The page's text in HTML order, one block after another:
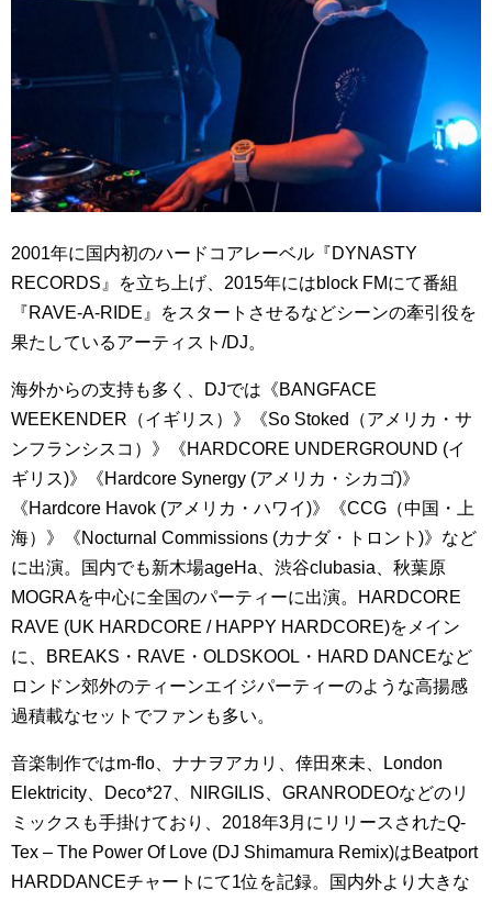
2001年に国内初のハードコアレーベル『DYNASTY
RECORDS』を立ち上げ、2015年にはblock FMにて番組
『RAVE-A-RIDE』をスタートさせるなどシーンの牽引役を
果たしているアーティスト/DJ。
海外からの支持も多く、DJでは《BANGFACE
WEEKENDER（イギリス）》《So Stoked（アメリカ・サ
ンフランシスコ）》《HARDCORE UNDERGROUND (イ
ギリス)》《Hardcore Synergy (アメリカ・シカゴ)》
《Hardcore Havok (アメリカ・ハワイ)》《CCG（中国・上
海）》《Nocturnal Commissions (カナダ・トロント)》など
に出演。国内でも新木場ageHa、渋谷clubasia、秋葉原
MOGRAを中心に全国のパーティーに出演。HARDCORE
RAVE (UK HARDCORE / HAPPY HARDCORE)をメイン
に、BREAKS・RAVE・OLDSKOOL・HARD DANCEなど
ロンドン郊外のティーンエイジパーティーのような高揚感
過積載なセットでファンも多い。
音楽制作ではm-flo、ナナヲアカリ、倖田來未、London
Elektricity、Deco*27、NIRGILIS、GRANRODEOなどのリ
ミックスも手掛けており、2018年3月にリリースされたQ-
Tex – The Power Of Love (DJ Shimamura Remix)はBeatport
HARDDANCEチャートにて1位を記録。国内外より大きな